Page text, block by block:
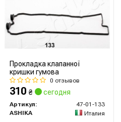
Прокладка клапанної
кришки гумова
0 отзывов
310 ₴ сегодня
Артикул:
47-01-133
ASHIKA
Италия